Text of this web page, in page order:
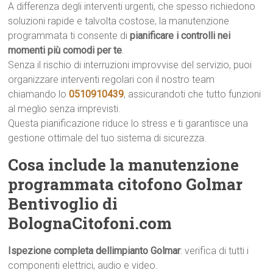
A differenza degli interventi urgenti, che spesso richiedono
soluzioni rapide e talvolta costose, la manutenzione
programmata ti consente dipianificare i controlli nei
momenti più comodi per te.
Senza il rischio di interruzioni improvvise del servizio, puoi
organizzare interventi regolari con il nostro team
chiamando lo0510910439, assicurandoti che tutto funzioni
al meglio senza imprevisti.
Questa pianificazione riduce lo stress e ti garantisce una
gestione ottimale del tuo sistema di sicurezza.
Cosa include la manutenzione
programmata citofono Golmar
Bentivoglio di
BolognaCitofoni.com
Ispezione completa dellimpianto Golmar: verifica di tutti i
componenti elettrici, audio e video.